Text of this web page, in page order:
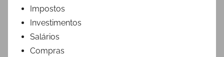
Impostos
Investimentos
Salários
Compras